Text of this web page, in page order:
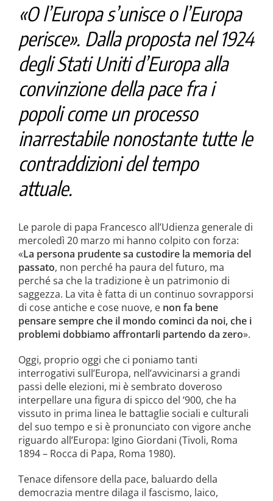
«O l’Europa s’unisce o l’Europa
perisce». Dalla proposta nel 1924
degli Stati Uniti d’Europa alla
convinzione della pace fra i
popoli come un processo
inarrestabile nonostante tutte le
contraddizioni del tempo
attuale.
Le parole di papa Francesco all’Udienza generale di
mercoledì 20 marzo mi hanno colpito con forza:
«La persona prudente sa custodire la memoria del
passato, non perché ha paura del futuro, ma
perché sa che la tradizione è un patrimonio di
saggezza. La vita è fatta di un continuo sovrapporsi
di cose antiche e cose nuove, e non fa bene
pensare sempre che il mondo cominci da noi, che i
problemi dobbiamo affrontarli partendo da zero».
Oggi, proprio oggi che ci poniamo tanti
interrogativi sull’Europa, nell’avvicinarsi a grandi
passi delle elezioni, mi è sembrato doveroso
interpellare una figura di spicco del ‘900, che ha
vissuto in prima linea le battaglie sociali e culturali
del suo tempo e si è pronunciato con vigore anche
riguardo all’Europa: Igino Giordani (Tivoli, Roma
1894 – Rocca di Papa, Roma 1980).
Tenace difensore della pace, baluardo della
democrazia mentre dilaga il fascismo, laico,